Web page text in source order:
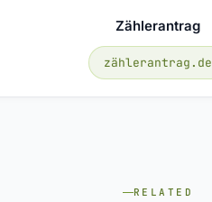
Zählerantrag
zählerantrag.de
RELATED